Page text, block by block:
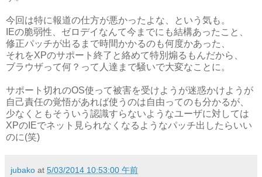
今回は特に報道の仕方が悪かったよな、という気も。
IEの脆弱性、ゼロデイなんて今までにも結構あったこと、
修正パッチが出るまで時間かかるのも何度かあった、
それをXPのサポート終了と絡めて特別煽るもんだから、
ブラウザって何？って人達まで騒いで大変なことに。
サポート切れのOS使って被害を受けようが迷惑かけようが
自己責任の覚悟があれば使うのは自由ってのも分かるが、
少なくともそういう認識すらないようなユーザに対しては
XPのIEでネット見られなくなるようなパッチ出したらいい
のに(笑)
jubako at 5/03/2014 10:53:00 午前